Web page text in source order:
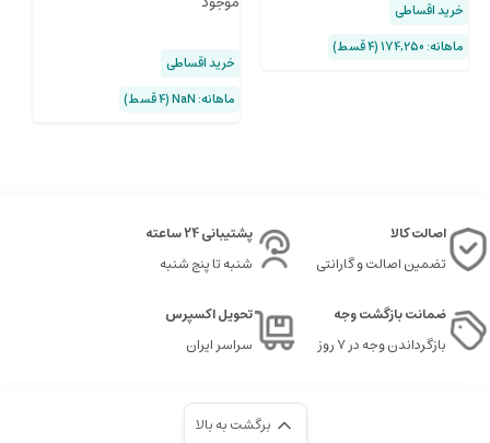
خرید اقساطی
ماهانه: 174,250 (۴ قسط)
خرید اقساطی
ماهانه: NaN (۴ قسط)
اصالت کالا
تضمین اصالت و گارانتی
پشتیبانی 24 ساعته
شنبه تا پنج شنبه
ضمانت بازگشت وجه
بازگرداندن وجه در ۷ روز
تحویل اکسپرس
سراسر ایران
برگشت به بالا